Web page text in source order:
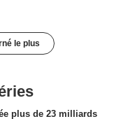
le plus
plus de 23 milliards